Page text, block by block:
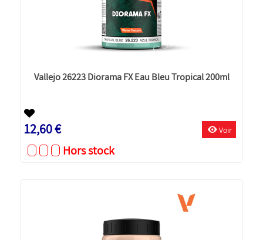
Vallejo 26223 Diorama FX Eau Bleu Tropical 200ml
12,60 € Voir
Hors stock